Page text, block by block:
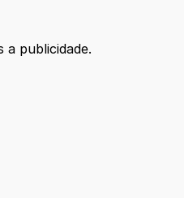
a publicidade.